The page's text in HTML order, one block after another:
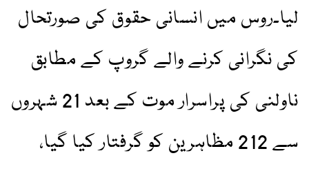
لیا۔روس میں انسانی حقوق کی صورتحال
کی نگرانی کرنے والے گروپ کے مطابق
ناولنی کی پراسرار موت کے بعد 21 شہروں
سے 212 مظاہرین کو گرفتار کیا گیا،